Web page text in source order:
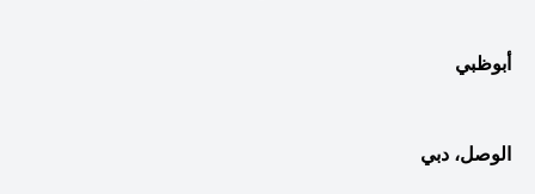
أبوظبي
الوصل، دبي